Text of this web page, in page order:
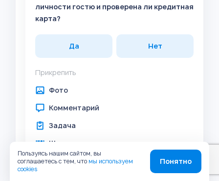
личности гостю и проверена ли кредитная
карта?
Да Нет
Прикрепить
Фото
Комментарий
Задача
Штрих-код
Геолокация
Пользуясь нашим сайтом, вы
соглашаетесь с тем, что мы используем
cookies
Понятно